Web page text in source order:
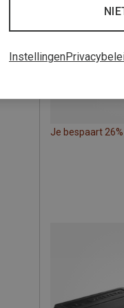
Je bespaart 26%
Instellingen